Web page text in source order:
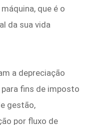
que é o
da sua vida
a depreciação
fins de imposto
gestão,
por fluxo de